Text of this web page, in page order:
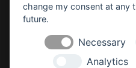
RWG
change my consent at any
future.
Necessary
Analytics